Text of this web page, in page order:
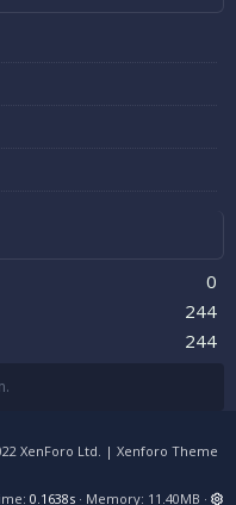
0
244
244
XenForo Ltd. | Xenforo Theme
0.1638s Memory 11.40MB